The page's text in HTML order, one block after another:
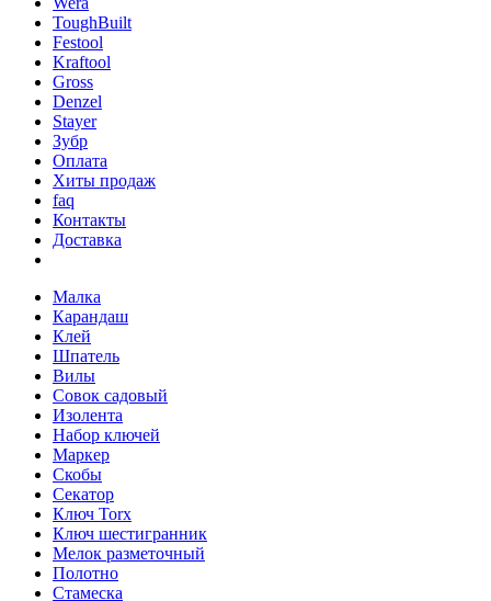
ToughBuilt
Festool
Kraftool
Gross
Denzel
Stayer
Зубр
Оплата
Хиты продаж
faq
Контакты
Доставка
Малка
Карандаш
Клей
Шпатель
Вилы
Совок садовый
Изолента
Набор ключей
Маркер
Скобы
Секатор
Ключ Torx
Ключ шестигранник
Мелок разметочный
Полотно
Стамеска